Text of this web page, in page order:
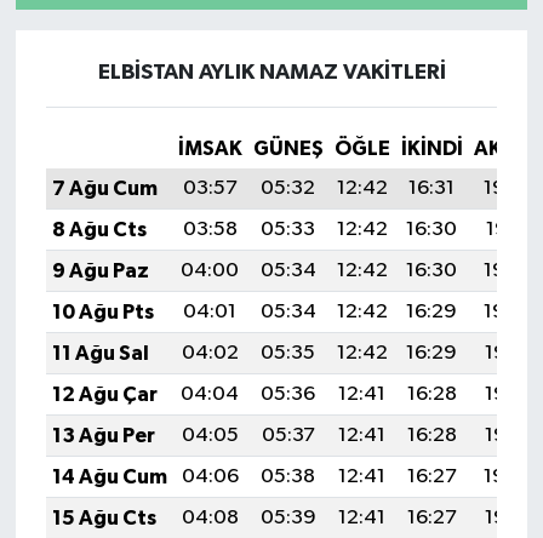
ELBISTAN AYLIK NAMAZ VAKITLERI
İMSAK GÜNEŞ ÖĞLE İKINDI
7 Ağu Cum
03:57 05:32 12:42 16:31
19:43
8 Ağu Cts
03:58 05:33 12:42 16:30
19:41
9 Ağu Paz
04:00 05:34 12:42 16:30
19:40
10 Ağu Pts
04:01 05:34 12:42 16:29
19:39
11 Ağu Sal
04:02 05:35 12:42 16:29
19:38
12 Ağu Çar
04:04 05:36 12:41 16:28
19:37
13 Ağu Per
04:05 05:37 12:41 16:28
19:35
14 Ağu Cum
04:06 05:38 12:41 16:27
19:34
15 Ağu Cts
04:08 05:39 12:41 16:27
19:33